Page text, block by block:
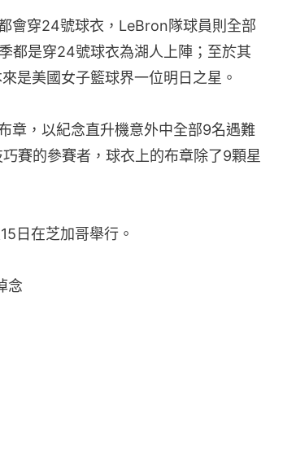
會穿24號球衣，LeBron隊球員則全部
都是穿24號球衣為湖人上陣；至於其
是美國女子籃球界一位明日之星。
章，以紀念直升機意外中全部9名遇難
賽的參賽者，球衣上的布章除了9顆星
日在芝加哥舉行。
念